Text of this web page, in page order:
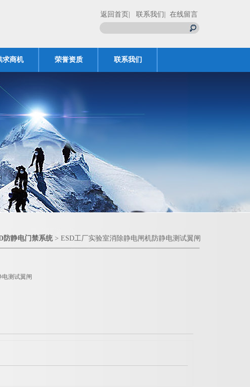
返回首页 | 联系我们 | 在线留言
求商机 荣誉资质 联系我们
防静电门禁系统> ESD工厂实验室消除静电闸机防静电测试翼闸
测试翼闸
精度±5%
工厂实验室消除静电闸机防静电测试翼闸